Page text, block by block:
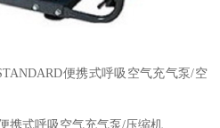
便携式呼吸空气充气泵/空
携式呼吸空气充气泵/压缩机